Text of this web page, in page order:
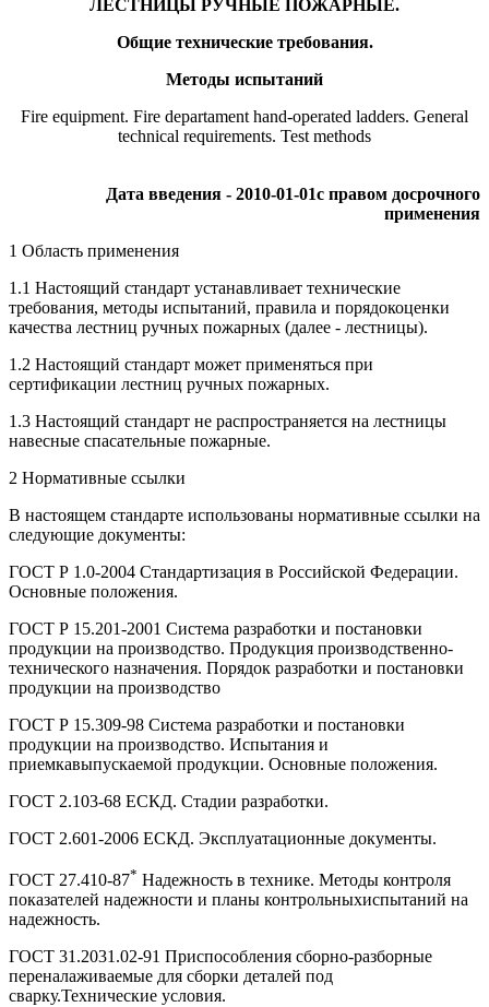
ЛЕСТНИЦЫ РУЧНЫЕ ПОЖАРНЫЕ.
Общие технические требования.
Методы испытаний
Fire equipment. Fire departament hand-operated ladders. General
technical requirements. Test methods
Дата введения - 2010-01-01с правом досрочного
применения
1 Область применения
1.1 Настоящий стандарт устанавливает технические
требования, методы испытаний, правила и порядокоценки
качества лестниц ручных пожарных (далее - лестницы).
1.2 Настоящий стандарт может применяться при
сертификации лестниц ручных пожарных.
1.3 Настоящий стандарт не распространяется на лестницы
навесные спасательные пожарные.
2 Нормативные ссылки
В настоящем стандарте использованы нормативные ссылки на
следующие документы:
ГОСТ Р 1.0-2004 Стандартизация в Российской Федерации.
Основные положения.
ГОСТ Р 15.201-2001 Система разработки и постановки
продукции на производство. Продукция производственно-
технического назначения. Порядок разработки и постановки
продукции на производство
ГОСТ Р 15.309-98 Система разработки и постановки
продукции на производство. Испытания и
приемкавыпускаемой продукции. Основные положения.
ГОСТ 2.103-68 ЕСКД. Стадии разработки.
ГОСТ 2.601-2006 ЕСКД. Эксплуатационные документы.
ГОСТ 27.410-87* Надежность в технике. Методы контроля
показателей надежности и планы контрольныхиспытаний на
надежность.
ГОСТ 31.2031.02-91 Приспособления сборно-разборные
переналаживаемые для сборки деталей под
сварку.Технические условия.